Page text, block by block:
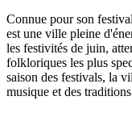
Connue pour son
est une ville pleine
les festivités de juin,
folkloriques les plus
saison des festivals, la
musique et des